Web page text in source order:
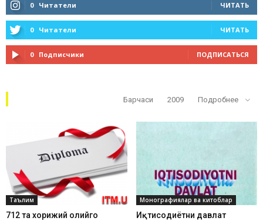
0 Читатели ЧИТАТЬ
0 Читатели ЧИТАТЬ
0 Подписчики ПОДПИСАТЬСЯ
Барчаси 2009 Подробнее
Таълим
712 та хорижий олийгоҳ
Монографиялар ва китоблар
Иқтисодиётни давлат